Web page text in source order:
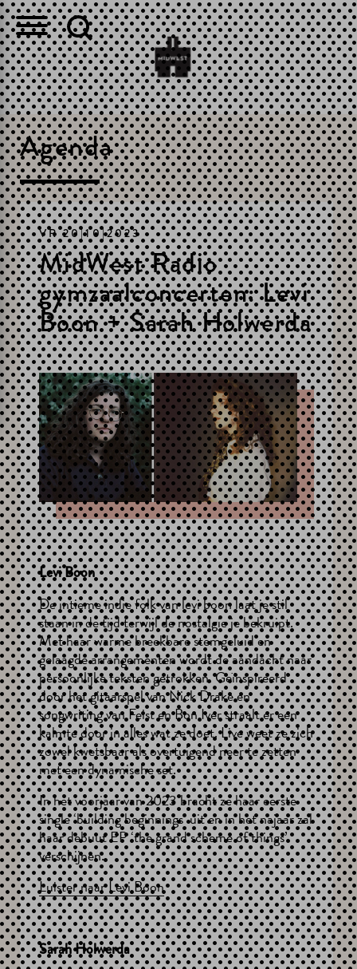
Agenda
VR 20|10|2023
MidWest Radio
gymzaalconcerten: Levi
Boon + Sarah Holwerda
Levi Boon
De intieme indie folk van levi boon laat je stil
staan in de tijd terwijl de nostalgie je bekruipt.
Met haar warme breekbare stemgeluid en
gelaagde arrangementen wordt de aandacht naar
persoonlijke teksten getrokken. Geïnspireerd
door het gitaarspel van Nick Drake en
songwriting van Feist en Bon Iver straalt er een
kalmte door in alles wat ze doet. Live weet ze zich
zowel kwetsbaar als overtuigend neer te zetten
met een dynamische set.
In het voorjaar van 2023 bracht ze haar eerste
single ‘building beginnings’ uit en in het najaar zal
haar debuut EP ‘the grand scheme of things’
verschijnen.
Luister naar Levi Boon
Sarah Holwerda